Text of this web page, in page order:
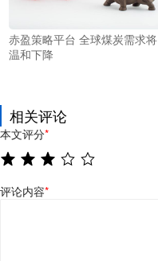
赤盈策略平台 全球煤炭需求将
温和下降
相关评论
本文评分*
评论内容*